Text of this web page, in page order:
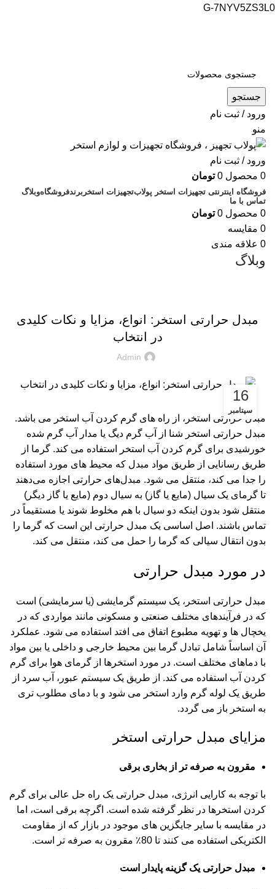
G-7NYV5ZS3L0
جستجو
ورود / ثبت نام
منو
ورود / ثبت نام
0 محصول 0 تومان
فروشگاه اینترنتی تجهیزات استخر پولابتجهیزات استخر برندفروشگاهوبلاگ
تماس با ما
0 محصول 0 تومان
0 مقایسه
0 علاقه مندی
وبلاگ
مبدل‌ حرارتی استخر: انواع، مزایا و نکات کلیدی
در انتخاب
Admin
16
سپتامبر
مبدل حرارتی استخر، از راه های گرم کردن آب استخر می باشد.
مبدل حرارتی استخر شنا از آب گرم دیگ یا مدار آب گرم شده
خورشیدی برای گرم کردن آب استخر استفاده می کند. گرما از
طریق رسانایی از طریق مواد مبدل که محیط های مورد استفاده
را جدا می کند، منتقل می شود. مبدل‌های حرارتی اجازه می‌دهند
تا گرمای یک سیال (مایع یا گاز) به سیال دوم (مایع یا گاز دیگر)
منتقل شود بدون اینکه دو سیال با هم مخلوط شوند یا مستقیماً در
تماس باشند. اصل اساسی یک مبدل حرارتی این است که گرما را
بدون انتقال سیالی که گرما را حمل می کند، منتقل می کند.
در مورد مبدل حرارتی
مبدل حرارتی استخر، یک سیستم گرمایشی (یا سرمایشی) است
که در فرآیندهای مختلف صنعتی و مسکونی مانند مواردی که در
یخچال ها و تهویه مطبوع اتفاق می افتد استفاده می شود. عملکرد
آن اساساً شامل تبادل گرما بین محیط خارجی و داخلی یا بین مواد
با دماهای مختلف است. در مورد استخرها از گرمای هوا برای گرم
کردن آب استفاده می کند. از طریق یک سیستم عبور، آب سرد از
طریق یک لوله گرم وارد استخر می شود و با دمای مطلوب تری
به استخر باز می گردد.
مزایای مبدل حرارتی استخر
مقرون به صرفه تر از بخاری برقی
با توجه به کارایی انرژی، مبدل حرارتی یک راه حل عالی برای گرم
کردن استخرها در نظر گرفته شده است. اگرچه برقی است، اما
در مقایسه با سایر جایگزین های موجود در بازار که از مقاومت
الکتریکی استفاده می کنند تا 80٪ مقرون به صرفه تر است.
مبدل حرارتی یک گزینه پایدار است